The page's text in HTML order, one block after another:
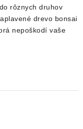
Blog
rôznych druhov
drevo bonsai
nepoškodí vaše